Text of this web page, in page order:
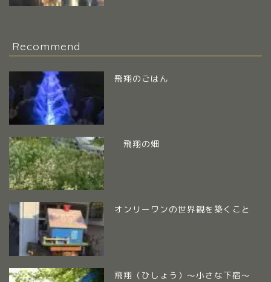
Recommend
飛翔のごはん
飛翔の畑
オンリーワンの世界観を築くこと
飛翔（ひしょう）～小さな下宿～